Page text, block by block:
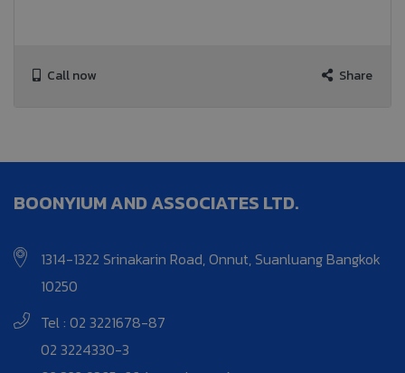
Call now Share
BOONYIUM AND ASSOCIATES LTD.
1314-1322 Srinakarin Road, Onnut, Suanluang Bangkok
10250
Tel : 02 3221678-87
02 3224330-3